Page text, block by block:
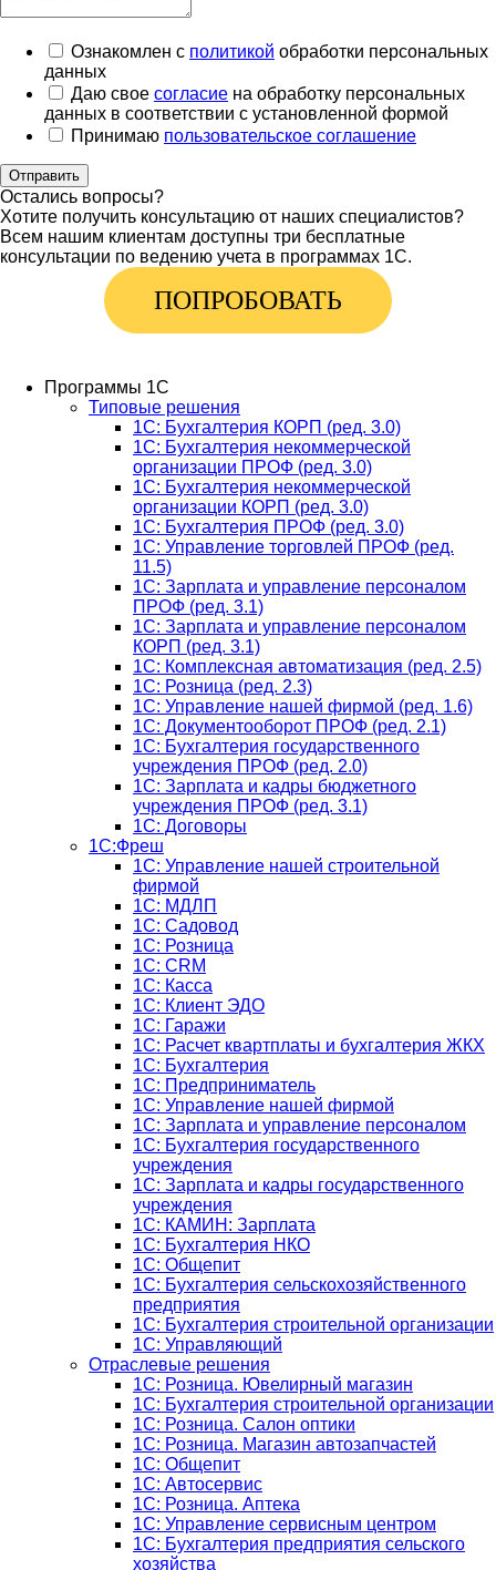
Ознакомлен с политикой обработки персональных
данных
Даю свое согласие на обработку персональных
данных в соответствии с установленной формой
Принимаю пользовательское соглашение
Отправить
Остались вопросы?
Хотите получить консультацию от наших специалистов?
Всем нашим клиентам доступны три бесплатные
консультации по ведению учета в программах 1С.
ПОПРОБОВАТЬ
Программы 1С
Типовые решения
1C: Бухгалтерия КОРП (ред. 3.0)
1С: Бухгалтерия некоммерческой
организации ПРОФ (ред. 3.0)
1С: Бухгалтерия некоммерческой
организации КОРП (ред. 3.0)
1C: Бухгалтерия ПРОФ (ред. 3.0)
1C: Управление торговлей ПРОФ (ред.
11.5)
1C: Зарплата и управление персоналом
ПРОФ (ред. 3.1)
1C: Зарплата и управление персоналом
КОРП (ред. 3.1)
1C: Комплексная автоматизация (ред. 2.5)
1С: Розница (ред. 2.3)
1С: Управление нашей фирмой (ред. 1.6)
1С: Документооборот ПРОФ (ред. 2.1)
1C: Бухгалтерия государственного
учреждения ПРОФ (ред. 2.0)
1C: Зарплата и кадры бюджетного
учреждения ПРОФ (ред. 3.1)
1С: Договоры
1С:Фреш
1С: Управление нашей строительной
фирмой
1С: МДЛП
1С: Садовод
1С: Розница
1C: CRM
1C: Касса
1С: Клиент ЭДО
1С: Гаражи
1C: Расчет квартплаты и бухгалтерия ЖКХ
1C: Бухгалтерия
1C: Предприниматель
1C: Управление нашей фирмой
1C: Зарплата и управление персоналом
1C: Бухгалтерия государственного
учреждения
1C: Зарплата и кадры государственного
учреждения
1C: КАМИН: Зарплата
1C: Бухгалтерия НКО
1С: Общепит
1С: Бухгалтерия сельскохозяйст­венного
предприятия
1С: Бухгалтерия строительной организации
1С: Управляющий
Отраслевые решения
1С: Розница. Ювелирный магазин
1С: Бухгалтерия строительной организации
1С: Розница. Салон оптики
1С: Розница. Магазин автозапчастей
1C: Общепит
1С: Автосервис
1С: Розница. Аптека
1С: Управление сервисным центром
1С: Бухгалтерия предприятия сельского
хозяйства